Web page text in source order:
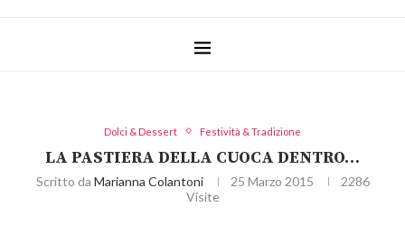
Dolci & Dessert Festività & Tradizione
LA PASTIERA DELLA CUOCA DENTRO…
Scritto da Marianna Colantoni 25 Marzo 2015
2286
Visite